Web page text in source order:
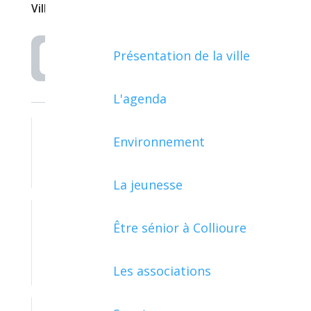
Présentation de la ville
L'agenda
Environnement
La jeunesse
Être sénior à Collioure
Les associations
Ville de Collioure
Rechercher
FONDS DE DOTATION